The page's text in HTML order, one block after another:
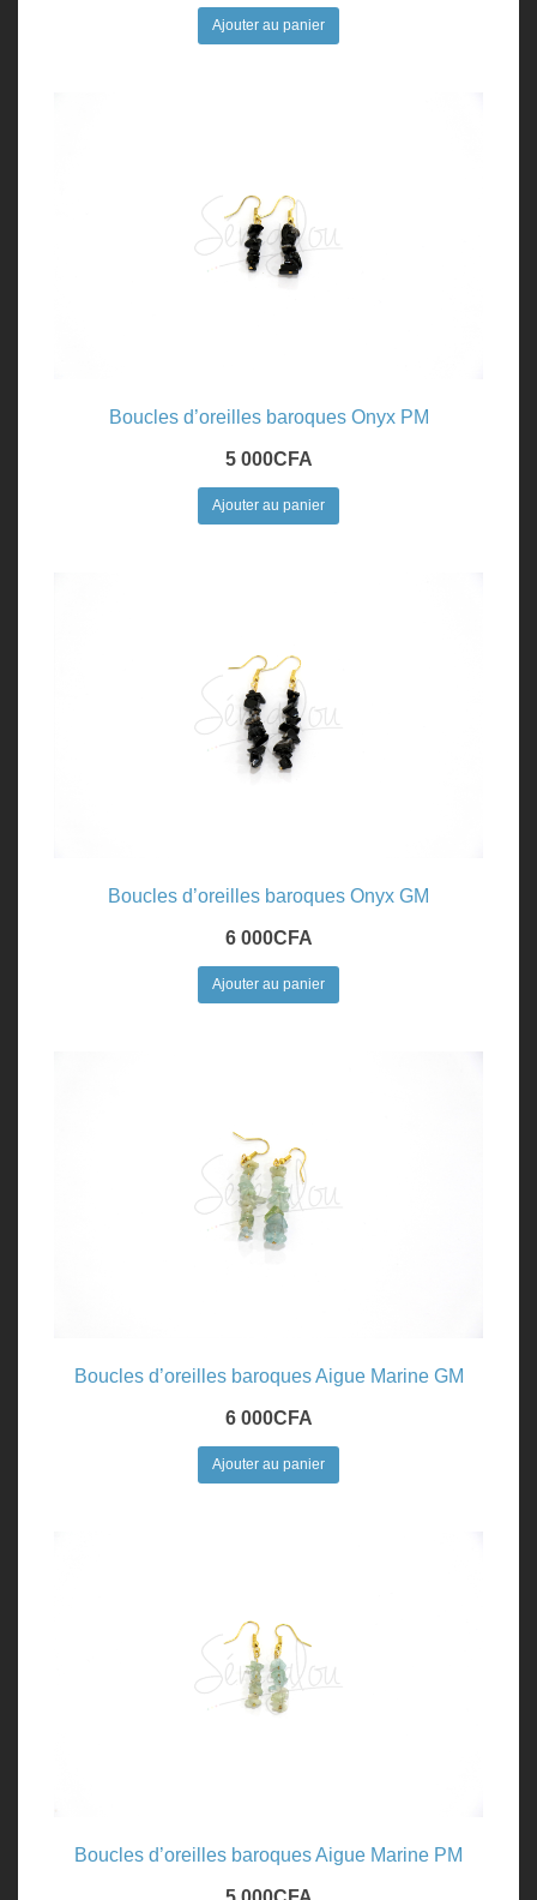
Ajouter au panier
Boucles d’oreilles baroques Onyx PM
5 000CFA
Ajouter au panier
Boucles d’oreilles baroques Onyx GM
6 000CFA
Ajouter au panier
Boucles d’oreilles baroques Aigue Marine GM
6 000CFA
Ajouter au panier
Boucles d’oreilles baroques Aigue Marine PM